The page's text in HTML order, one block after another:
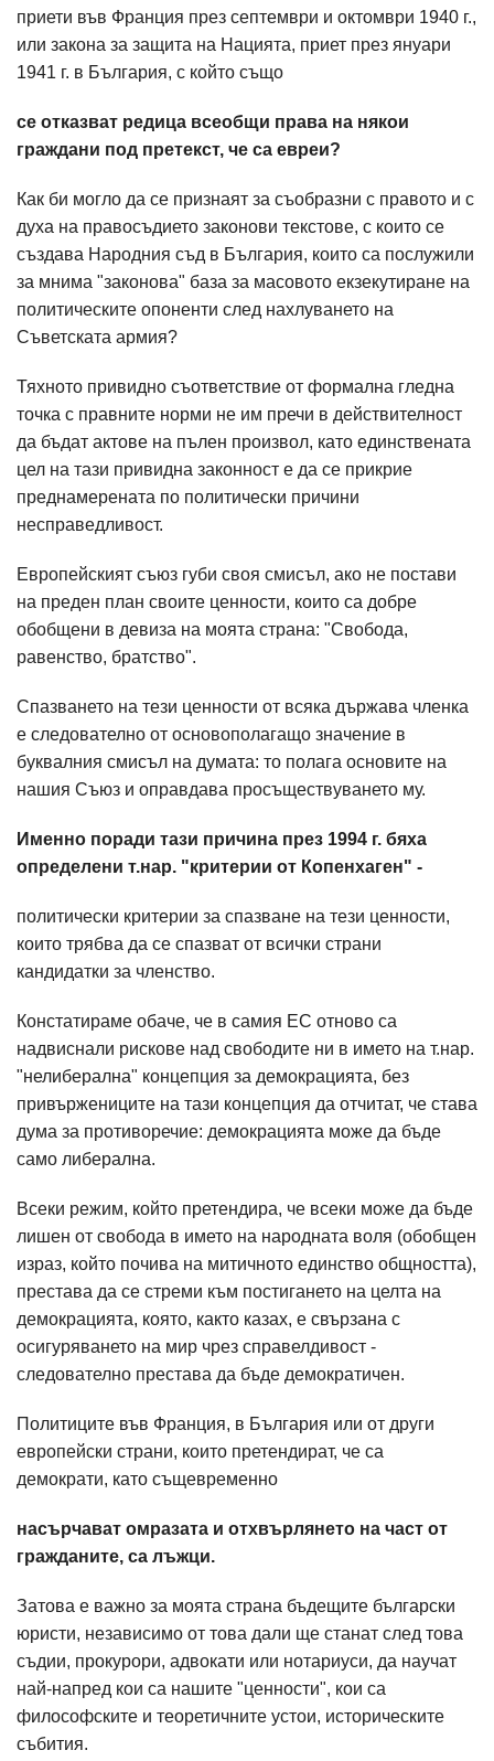
приети във Франция през септември и октомври 1940 г.,
или закона за защита на Нацията, приет през януари
1941 г. в България, с който също
се отказват редица всеобщи права на някои
граждани под претекст, че са евреи?
Как би могло да се признаят за съобразни с правото и с
духа на правосъдието законови текстове, с които се
създава Народния съд в България, които са послужили
за мнима "законова" база за масовото екзекутиране на
политическите опоненти след нахлуването на
Съветската армия?
Тяхното привидно съответствие от формална гледна
точка с правните норми не им пречи в действителност
да бъдат актове на пълен произвол, като единствената
цел на тази привидна законност е да се прикрие
преднамерената по политически причини
несправедливост.
Европейският съюз губи своя смисъл, ако не постави
на преден план своите ценности, които са добре
обобщени в девиза на моята страна: "Свобода,
равенство, братство".
Спазването на тези ценности от всяка държава членка
е следователно от основополагащо значение в
буквалния смисъл на думата: то полага основите на
нашия Съюз и оправдава просъществуването му.
Именно поради тази причина през 1994 г. бяха
определени т.нар. "критерии от Копенхаген" -
политически критерии за спазване на тези ценности,
които трябва да се спазват от всички страни
кандидатки за членство.
Констатираме обаче, че в самия ЕС отново са
надвиснали рискове над свободите ни в името на т.нар.
"нелиберална" концепция за демокрацията, без
привържениците на тази концепция да отчитат, че става
дума за противоречие: демокрацията може да бъде
само либерална.
Всеки режим, който претендира, че всеки може да бъде
лишен от свобода в името на народната воля (обобщен
израз, който почива на митичното единство общността),
престава да се стреми към постигането на целта на
демокрацията, която, както казах, е свързана с
осигуряването на мир чрез справелдивост -
следователно престава да бъде демократичен.
Политиците във Франция, в България или от други
европейски страни, които претендират, че са
демократи, като същевременно
насърчават омразата и отхвърлянето на част от
гражданите, са лъжци.
Затова е важно за моята страна бъдещите български
юристи, независимо от това дали ще станат след това
съдии, прокурори, адвокати или нотариуси, да научат
най-напред кои са нашите "ценности", кои са
философските и теоретичните устои, историческите
събития.